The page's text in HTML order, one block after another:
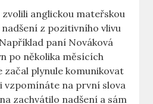
anglickou mateřskou
z pozitivního vlivu
paní Nováková
po několika měsících
začal plynule komunikovat
vzpomínáte na první slova
zachvátilo nadšení a sám